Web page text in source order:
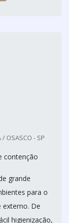
/ OSASCO - SP
contenção
grande
para o
De
higienização,